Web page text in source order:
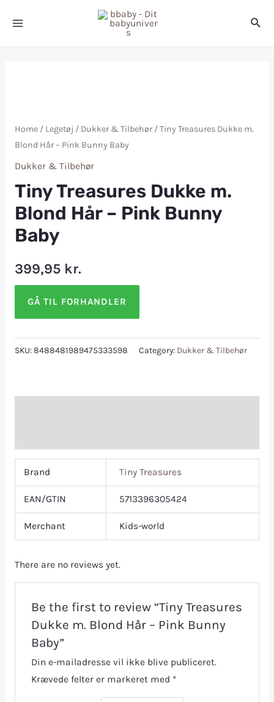
Home/ Legetøj / Dukker & Tilbehør/ Tiny Treasures Dukke m.
Blond Hår – Pink Bunny Baby
Dukker & Tilbehør
Tiny Treasures Dukke m.
Blond Hår – Pink Bunny
Baby
399,95 kr.
GÅ TIL FORHANDLER
SKU:8488481989475333598 Category: Dukker & Tilbehør
Brand Tiny Treasures
EAN/GTIN 5713396305424
Merchant Kids-world
There are no reviews yet.
Be the first to review “Tiny Treasures
Dukke m. Blond Hår – Pink Bunny
Baby”
Din e-mailadresse vil ikke blive publiceret.
Krævede felter er markeret med *